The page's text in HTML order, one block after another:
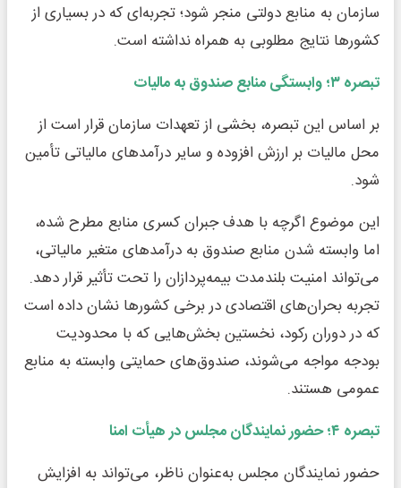
سازمان به منابع دولتی منجر شود؛ تجربه‌ای که در بسیاری از
کشورها نتایج مطلوبی به همراه نداشته است.
تبصره۳؛ وابستگی منابع صندوق به مالیات
بر اساس این تبصره، بخشی از تعهدات سازمان قرار است از
محل مالیات بر ارزش افزوده و سایر درآمدهای مالیاتی تأمین
شود.
این موضوع اگرچه با هدف جبران کسری منابع مطرح شده،
اما وابسته شدن منابع صندوق به درآمدهای متغیر مالیاتی،
می‌تواند امنیت بلندمدت بیمه‌پردازان را تحت تأثیر قرار دهد.
تجربه بحران‌های اقتصادی در برخی کشورها نشان داده است
که در دوران رکود، نخستین بخش‌هایی که با محدودیت
بودجه مواجه می‌شوند، صندوق‌های حمایتی وابسته به منابع
عمومی هستند.
تبصره ۴؛ حضور نمایندگان مجلس در هیأت امنا
حضور نمایندگان مجلس به‌عنوان ناظر، می‌تواند به افزایش